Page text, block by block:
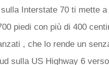
Interstate 70 ti mette
piedi con più di 400
, che lo rende un
sulla US Highway 6